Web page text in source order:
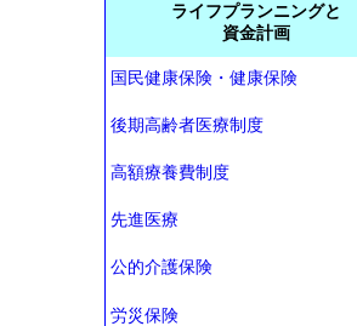
ライフプランニングと
資金計画
国民健康保険・健康保険
後期高齢者医療制度
高額療養費制度
先進医療
公的介護保険
労災保険